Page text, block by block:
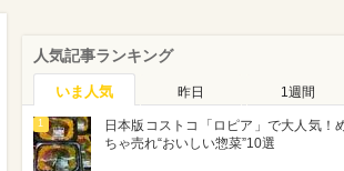
人気記事ランキング
いま人気 昨日 1週間
1
日本版コストコ「ロピア」で大人気！
ちゃ売れ“おいしい惣菜”10選